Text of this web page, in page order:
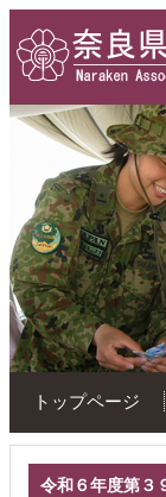
トップページ
令和６年度第３